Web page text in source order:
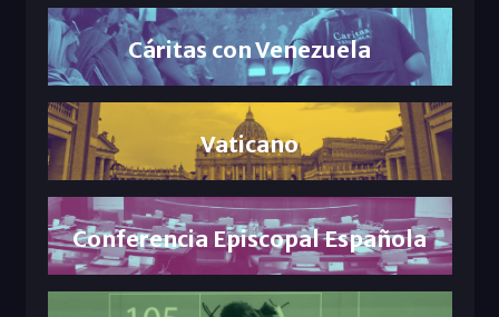
Cáritas con Venezuela
Vaticano
Conferencia Episcopal Española